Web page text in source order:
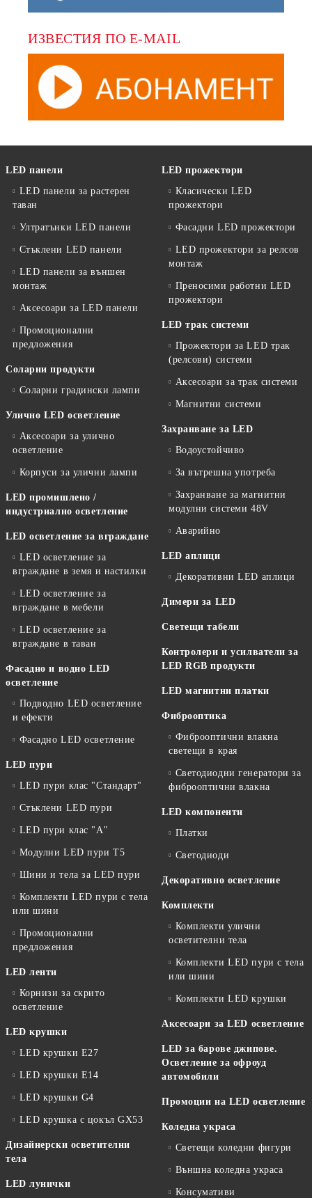
ИЗВЕСТИЯ ПО E-MAIL
LED панели
LED панели за растерен
таван
Ултратънки LED панели
Стъклени LED панели
LED панели за външен
монтаж
Аксесоари за LED панели
Промоционални
предложения
Соларни продукти
Соларни градински лампи
Улично LED осветление
Аксесоари за улично
осветление
Корпуси за улични лампи
LED промишлено /
индустриално осветление
LED осветление за вграждане
LED осветление за
вграждане в земя и настилки
LED осветление за
вграждане в мебели
LED осветление за
вграждане в таван
Фасадно и водно LED
осветление
Подводно LED осветление
и ефекти
Фасадно LED осветление
LED пури
LED пури клас "Стандарт"
Стъклени LED пури
LED пури клас "А"
Модулни LED пури T5
Шини и тела за LED пури
Комплекти LED пури с тела
или шини
Промоционални
предложения
LED ленти
Корнизи за скрито
осветление
LED крушки
LED крушки E27
LED крушки E14
LED крушки G4
LED крушка с цокъл GX53
Дизайнерски осветителни
тела
LED лунички
LED прожектори
Класически LED
прожектори
Фасадни LED прожектори
LED прожектори за релсов
монтаж
Преносими работни LED
прожектори
LED трак системи
Прожектори за LED трак
(релсови) системи
Аксесоари за трак системи
Магнитни системи
Захранване за LED
Водоустойчиво
За вътрешна употреба
Захранване за магнитни
модулни системи 48V
Аварийно
LED аплици
Декоративни LED аплици
Димери за LED
Светещи табели
Контролери и усилватели за
LED RGB продукти
LED магнитни платки
Фиброоптика
Фиброоптични влакна
светещи в края
Светодиодни генератори за
фиброоптични влакна
LED компоненти
Платки
Светодиоди
Декоративно осветление
Комплекти
Комплекти улични
осветителни тела
Комплекти LED пури с тела
или шини
Комплекти LED крушки
Аксесоари за LED осветление
LED за барове джипове.
Осветление за офроуд
автомобили
Промоции на LED осветление
Коледна украса
Светещи коледни фигури
Външна коледна украса
Консумативи